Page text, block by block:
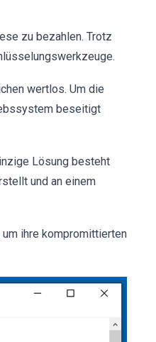
zu bezahlen. Trotz
wertlos. Um die
beseitigt
Lösung besteht
und an einem
ihre kompromittierten